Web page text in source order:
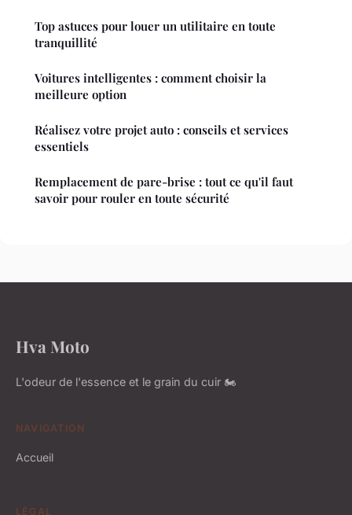
Top astuces pour louer un utilitaire en toute
tranquillité
Voitures intelligentes : comment choisir la
meilleure option
Réalisez votre projet auto : conseils et services
essentiels
Remplacement de pare-brise : tout ce qu'il faut
savoir pour rouler en toute sécurité
Hva Moto
L'odeur de l'essence et le grain du cuir 🏍️
NAVIGATION
Accueil
LÉGAL